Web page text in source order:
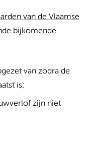
van de Vlaamse
bijkomende
van zodra de
is;
zijn niet